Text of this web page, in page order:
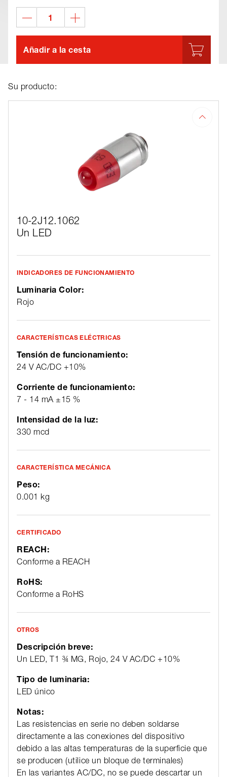
Añadir a la cesta
Su producto:
10-2J12.1062
Un LED
INDICADORES DE FUNCIONAMIENTO
Luminaria Color:
Rojo
CARACTERÍSTICAS ELÉCTRICAS
Tensión de funcionamiento:
24 V AC/DC +10%
Corriente de funcionamiento:
7 - 14 mA ±15 %
Intensidad de la luz:
330 mcd
CARACTERÍSTICA MECÁNICA
Peso:
0.001 kg
CERTIFICADO
REACH:
Conforme a REACH
RoHS:
Conforme a RoHS
OTROS
Descripción breve:
Un LED, T1 ¾ MG, Rojo, 24 V AC/DC +10%
Tipo de luminaria:
LED único
Notas:
Las resistencias en serie no deben soldarse
directamente a las conexiones del dispositivo
debido a las altas temperaturas de la superficie que
se producen (utilice un bloque de terminales)
En las variantes AC/DC, no se puede descartar un